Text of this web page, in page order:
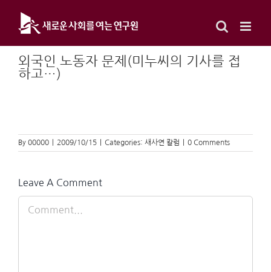
content
외국인 노동자 문제(미누씨의 기사를 접
하고…)
By 00000 2009/10/15 Categories: 새사연 칼럼 0 Comments
Leave A Comment